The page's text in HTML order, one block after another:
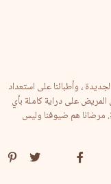
، وأطبائنا على استعداد
المريض على دراية كاملة بأي
مرضانا هم ضيوفنا وليس